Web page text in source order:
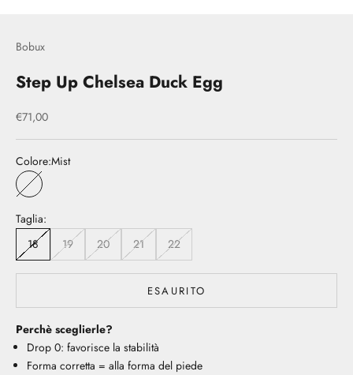
Bobux
Step Up Chelsea Duck Egg
Prezzo scontato
€71,00
Colore:Mist
Mist
Taglia:
18
19 20 21 22
ESAURITO
Perchè sceglierle?
Drop 0: favorisce la stabilità
Forma corretta = alla forma del piede